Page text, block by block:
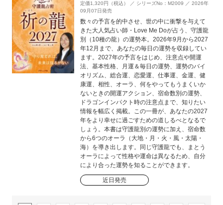
定価1,320円（税込） ／ シリーズNo：M2009 ／ 2026年
09月07日発売
数々の予言を的中させ、世の中に衝撃を与えて
きた大人気占い師・Love Me Doが占う、守護龍
別（10種の龍）の運勢本。2026年9月から2027
年12月まで、あなたの毎日の運勢を収録してい
ます。2027年の予言をはじめ、注意点や開運
法、基本性格、月運＆毎日の運勢、運勢のバイ
オリズム、総合運、恋愛運、仕事運、金運、健
康運、相性、オーラ、何をやってもうまくいか
ないときの開運アクション、宿命数別の運勢、
ドラゴンインパクト時の注意点まで、知りたい
情報を幅広く掲載。この一冊が、あなたの2027
年をより幸せに過ごすための道しるべとなるで
しょう。本書は守護龍別の運勢に加え、宿命数
から6つのオーラ（大地・月・火・風・太陽・
海）を導き出します。同じ守護龍でも、まとう
オーラによって性格や運命は異なるため、自分
により合った運勢を知ることができます。
近日発売